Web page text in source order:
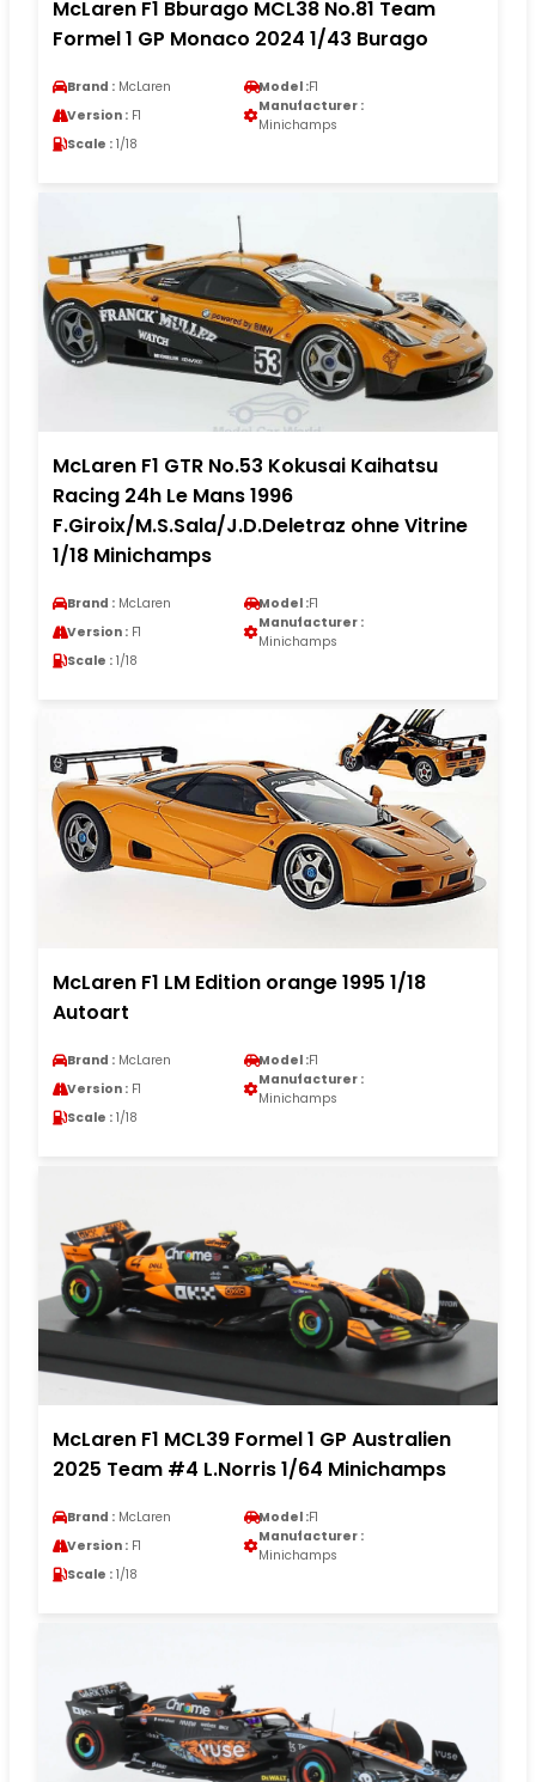
McLaren F1 Bburago MCL38 No.81 Team
Formel 1 GP Monaco 2024 1/43 Burago
Brand : McLaren Model :F1
Version : F1
Manufacturer :
Minichamps
Scale : 1/18
McLaren F1 GTR No.53 Kokusai Kaihatsu
Racing 24h Le Mans 1996
F.Giroix/M.S.Sala/J.D.Deletraz ohne Vitrine
1/18 Minichamps
Brand : McLaren Model :F1
Version : F1
Manufacturer :
Minichamps
Scale : 1/18
McLaren F1 LM Edition orange 1995 1/18
Autoart
Brand : McLaren Model :F1
Version : F1
Manufacturer :
Minichamps
Scale : 1/18
McLaren F1 MCL39 Formel 1 GP Australien
2025 Team #4 L.Norris 1/64 Minichamps
Brand : McLaren Model :F1
Version : F1
Manufacturer :
Minichamps
Scale : 1/18